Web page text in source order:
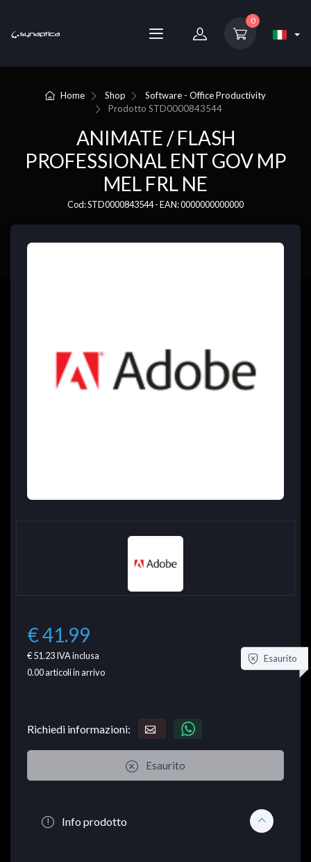
0
Home Shop
Software - Office Productivity
ProdottoSTD0000843544
ANIMATE / FLASH
PROFESSIONAL ENT GOV MP
MEL FRL NE
Cod: STD0000843544 - EAN: 0000000000000
€ 41.99
€ 51.23IVA inclusa
0.00articoli in arrivo
Esaurito
Richiedi informazioni:
Esaurito
Info prodotto